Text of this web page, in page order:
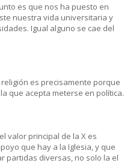
es que nos ha puesto en
nuestra vida universitaria y
Igual alguno se cae del
es precisamente porque
que acepta meterse en política.
valor principal de la X es
que hay a la Iglesia, y que
partidas diversas, no solo la el